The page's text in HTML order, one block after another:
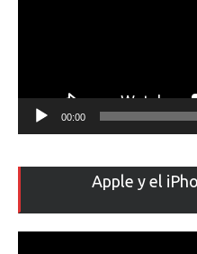
00:00
Apple y el